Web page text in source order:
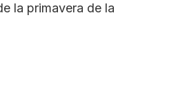
la primavera de la